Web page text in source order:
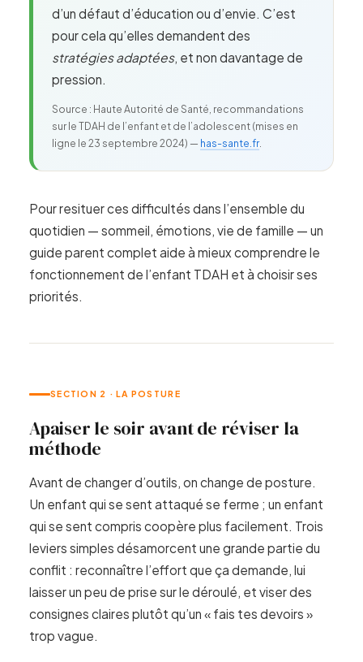
d’un défaut d’éducation ou d’envie. C’est
pour cela qu’elles demandent des
stratégies adaptées, et non davantage de
pression.
Source : Haute Autorité de Santé, recommandations
sur le TDAH de l’enfant et de l’adolescent (mises en
ligne le 23 septembre 2024) — has-sante.fr.
Pour resituer ces difficultés dans l’ensemble du
quotidien — sommeil, émotions, vie de famille — un
guide parent complet aide à mieux comprendre le
fonctionnement de l’enfant TDAH et à choisir ses
priorités.
SECTION 2 · LA POSTURE
Apaiser le soir avant de réviser la
méthode
Avant de changer d’outils, on change de posture.
Un enfant qui se sent attaqué se ferme ; un enfant
qui se sent compris coopère plus facilement. Trois
leviers simples désamorcent une grande partie du
conflit : reconnaître l’effort que ça demande, lui
laisser un peu de prise sur le déroulé, et viser des
consignes claires plutôt qu’un « fais tes devoirs »
trop vague.